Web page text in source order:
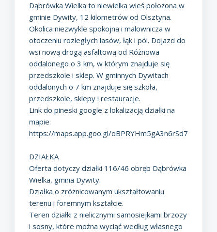
Dąbrówka Wielka to niewielka wieś położona w
gminie Dywity, 12 kilometrów od Olsztyna.
Okolica niezwykle spokojna i malownicza w
otoczeniu rozległych lasów, łąk i pól. Dojazd do
wsi nową drogą asfaltową od Różnowa
oddalonego o 3 km, w którym znajduje się
przedszkole i sklep. W gminnych Dywitach
oddalonych o 7 km znajduje się szkoła,
przedszkole, sklepy i restauracje.
Link do pineski google z lokalizacją działki na
mapie:
https://maps.app.goo.gl/oBPRYHm5gA3n6rSd7
DZIAŁKA
Oferta dotyczy działki 116/46 obręb Dąbrówka
Wielka, gmina Dywity.
Działka o zróżnicowanym ukształtowaniu
terenu i foremnym kształcie.
Teren działki z nielicznymi samosiejkami brzozy
i sosny, które można wyciąć według własnego